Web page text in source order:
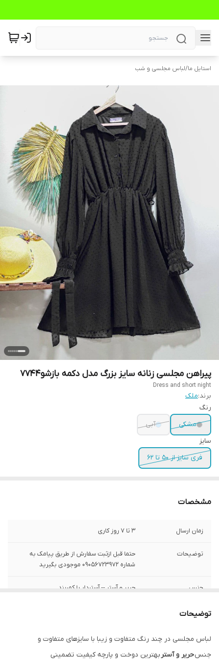
استایل ما/لباس مجلسی و شب
پیراهن مجلسی زنانه سایز بزرگ مدل دکمه بازشو7744
Dress and short night
برند:ملک
رنگ
مشکی
آبی
سایز
فری سایز از 50 تا 62
مشخصات
زمان ارسال 3 تا 7 روز کاری
توضیحات
حتما قبل ازثبت سفارش از طریق پیامک به
شماره 09056723972 موجودی بگیرید
جنس حریر و آستر -- آستردار با کمربند
توضیحات
لباس مجلسی در چند رنگ متفاوت و زیبا با سایزهای متفاوت و
جنسحریر و آستربهترین دوخت و پارچه کیفیت تضمینی